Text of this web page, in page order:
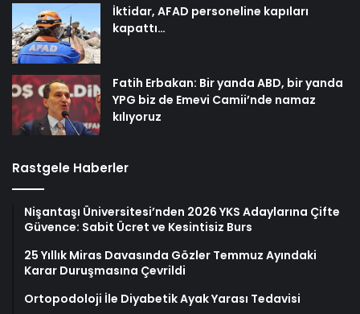
İktidar, AFAD personeline kapıları
kapattı…
Fatih Erbakan: Bir yanda ABD, bir yanda
YPG biz de Emevi Camii’nde namaz
kılıyoruz
Rastgele Haberler
Nişantaşı Üniversitesi’nden 2026 YKS Adaylarına Çifte
Güvence: Sabit Ücret ve Kesintisiz Burs
25 Yıllık Miras Davasında Gözler Temmuz Ayındaki
Karar Duruşmasına Çevrildi
Ortopodoloji İle Diyabetik Ayak Yarası Tedavisi